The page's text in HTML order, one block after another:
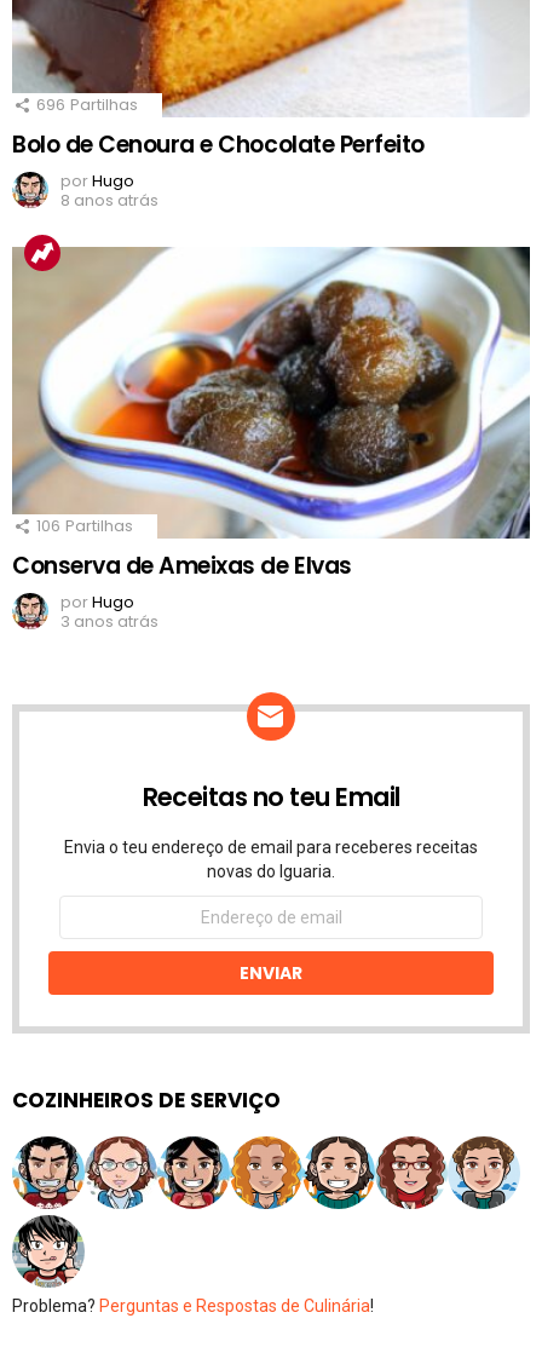
696 Partilhas
Bolo de Cenoura e Chocolate Perfeito
porHugo
8 anos atrás
106 Partilhas
Conserva de Ameixas de Elvas
porHugo
3 anos atrás
Receitas no teu Email
Envia o teu endereço de email para receberes receitas
novas do Iguaria.
Endereço
email
ENVIAR
COZINHEIROS DE SERVIÇO
Problema? Perguntas e Respostas de Culinária!